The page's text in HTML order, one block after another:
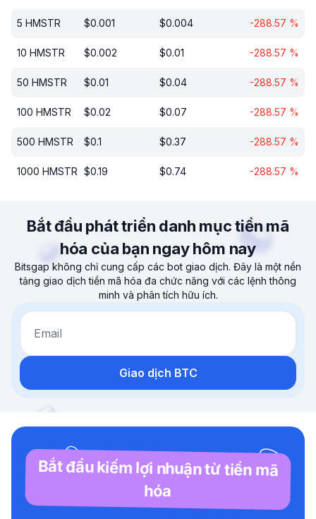
5 HMSTR $0.001 $0.004 -288.57 %
10 HMSTR $0.002 $0.01 -288.57 %
50 HMSTR $0.01 $0.04 -288.57 %
100 HMSTR $0.02 $0.07 -288.57 %
500 HMSTR $0.1 $0.37 -288.57 %
1000 HMSTR $0.19 $0.74 -288.57 %
Bắt đầu phát triển danh mục tiền mã
hóa của bạn ngay hôm nay
Bitsgap không chỉ cung cấp các bot giao dịch. Đây là một nền
tảng giao dịch tiền mã hóa đa chức năng với các lệnh thông
minh và phân tích hữu ích.
Email
Giao dịch BTC
Bắt đầu kiếm lợi nhuận từ tiền mã
hóa